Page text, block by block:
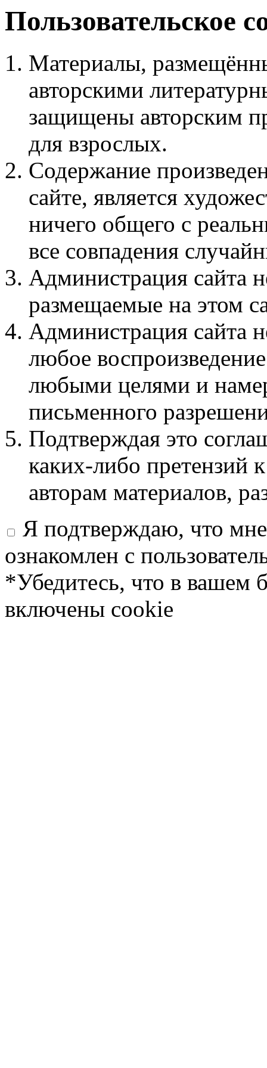
Пользовательское
Материалы,
авторскими
защищены авторским
для взрослых.
Содержание
сайте, является
ничего общего с
все совпадения
Администрация сайта
размещаемые на этом
Администрация сайта
любое
любыми целями и
письменного
Подтверждая это
каких-либо претензий
авторам материалов,
Я подтверждаю, что
ознакомлен с
*Убедитесь, что в вашем
включены cookie